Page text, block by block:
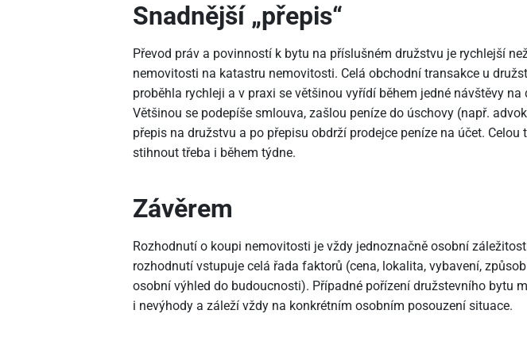
Snadnější „přepis“
Převod práv a povinností k bytu na příslušném družstvu je rychlejší
nemovitosti na katastru nemovitosti. Celá obchodní transakce u
proběhla rychleji a v praxi se většinou vyřídí během jedné návštěvy na
Většinou se podepíše smlouva, zašlou peníze do úschovy (např.
přepis na družstvu a po přepisu obdrží prodejce peníze na účet. Celou
stihnout třeba i během týdne.
Závěrem
Rozhodnutí o koupi nemovitosti je vždy jednoznačně osobní
rozhodnutí vstupuje celá řada faktorů (cena, lokalita, vybavení,
osobní výhled do budoucnosti). Případné pořízení družstevního bytu
i nevýhody a záleží vždy na konkrétním osobním posouzení situace.